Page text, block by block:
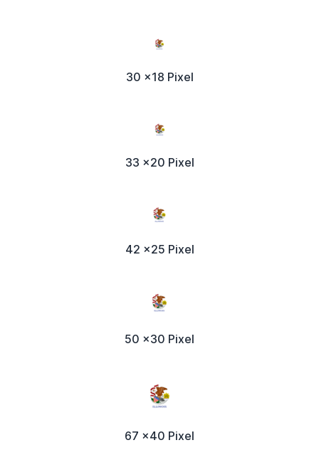
30 x18 Pixel
33 x20 Pixel
42 x25 Pixel
50 x30 Pixel
67 x40 Pixel